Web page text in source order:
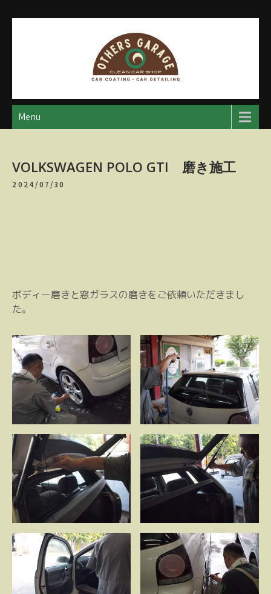
アザースガレージ
【神奈川・厚木・愛川】カーメンテナンス
Menu
VOLKSWAGEN POLO GTI 磨き施工
2024/07/30
ボディー磨きと窓ガラスの磨きをご依頼いただきまし
た。